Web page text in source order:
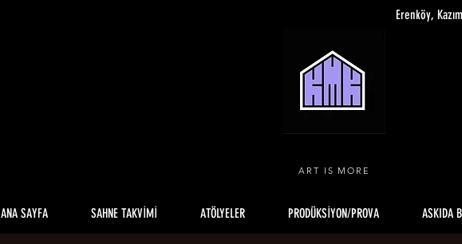
Erenköy,
ART IS MORE
ANA SAYFA SAHNE TAKVİMİ ATÖLYELER PRODÜKSİYON/PROVA ASKIDA